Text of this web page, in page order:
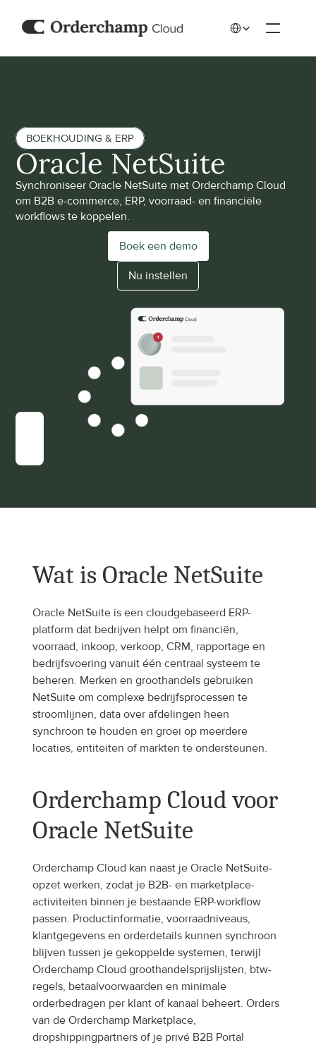
BOEKHOUDING & ERP
Oracle NetSuite
Synchroniseer Oracle NetSuite met Orderchamp Cloud
om B2B e-commerce, ERP, voorraad- en financiële
workflows te koppelen.
Boek een demo
Nu instellen
Wat is Oracle NetSuite
Oracle NetSuite is een cloudgebaseerd ERP-
platform dat bedrijven helpt om financiën,
voorraad, inkoop, verkoop, CRM, rapportage en
bedrijfsvoering vanuit één centraal systeem te
beheren. Merken en groothandels gebruiken
NetSuite om complexe bedrijfsprocessen te
stroomlijnen, data over afdelingen heen
synchroon te houden en groei op meerdere
locaties, entiteiten of markten te ondersteunen.
Orderchamp Cloud voor
Oracle NetSuite
Orderchamp Cloud kan naast je Oracle NetSuite-
opzet werken, zodat je B2B- en marketplace-
activiteiten binnen je bestaande ERP-workflow
passen. Productinformatie, voorraadniveaus,
klantgegevens en orderdetails kunnen synchroon
blijven tussen je gekoppelde systemen, terwijl
Orderchamp Cloud groothandelsprijslijsten, btw-
regels, betaalvoorwaarden en minimale
orderbedragen per klant of kanaal beheert. Orders
van de Orderchamp Marketplace,
dropshippingpartners of je privé B2B Portal